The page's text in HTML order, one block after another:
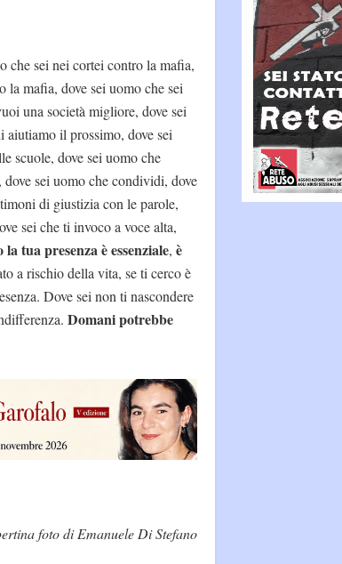
che sei nei cortei contro la mafia,
la mafia, dove sei uomo che sei
una società migliore, dove sei
aiutiamo il prossimo, dove sei
scuole, dove sei uomo che
sei uomo che condividi, dove
di giustizia con le parole,
sei che ti invoco a voce alta,
la tua presenza è essenziale, è
a rischio della vita, se ti cerco è
Dove sei non ti nascondere
Domani potrebbe
foto di Emanuele Di Stefano